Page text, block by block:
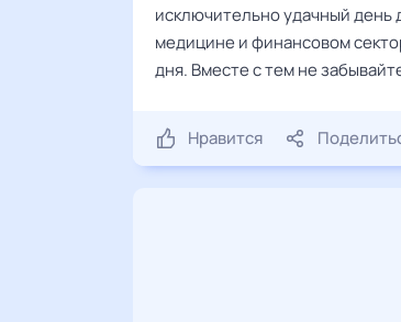
исключительно удачный день
медицине и финансовом
дня. Вместе с тем не
Нравится